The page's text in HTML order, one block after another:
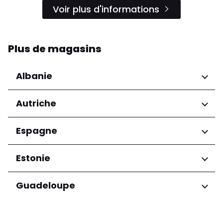
Voir plus d'informations
Plus de magasins
Albanie
Régions
Préfecture de Tirana
Autriche
Régions
Niederösterreich
Salzburg
Wien
Espagne
Régions
Andalucía
Estonie
Régions
Guadeloupe